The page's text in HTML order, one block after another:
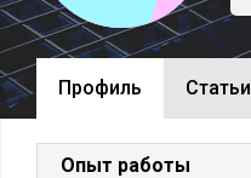
Профиль Cтатьи
Опыт работы